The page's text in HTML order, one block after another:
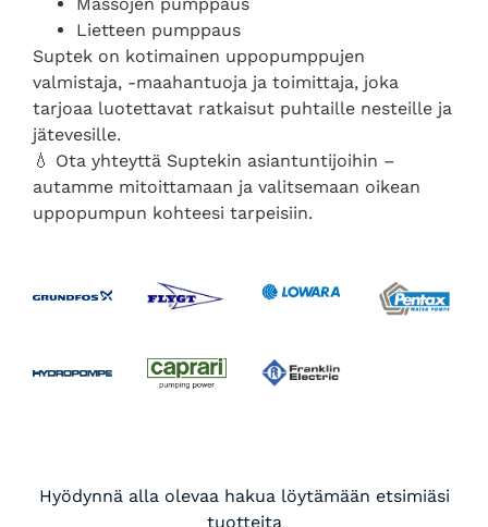
Lietteen pumppaus
Suptek on kotimainen uppopumppujen
valmistaja, -maahantuoja ja toimittaja, joka
tarjoaa luotettavat ratkaisut puhtaille nesteille ja
jätevesille.
💧 Ota yhteyttä Suptekin asiantuntijoihin –
autamme mitoittamaan ja valitsemaan oikean
uppopumpun kohteesi tarpeisiin.
Hyödynnä alla olevaa hakua löytämään etsimiäsi
tuotteita